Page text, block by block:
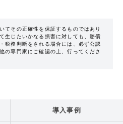
てその正確性を保証するものではあり
生じたいかなる損害に対しても、賠償
税務判断をされる場合には、必ず公認
の専門家にご確認の上、行ってくださ
導入事例